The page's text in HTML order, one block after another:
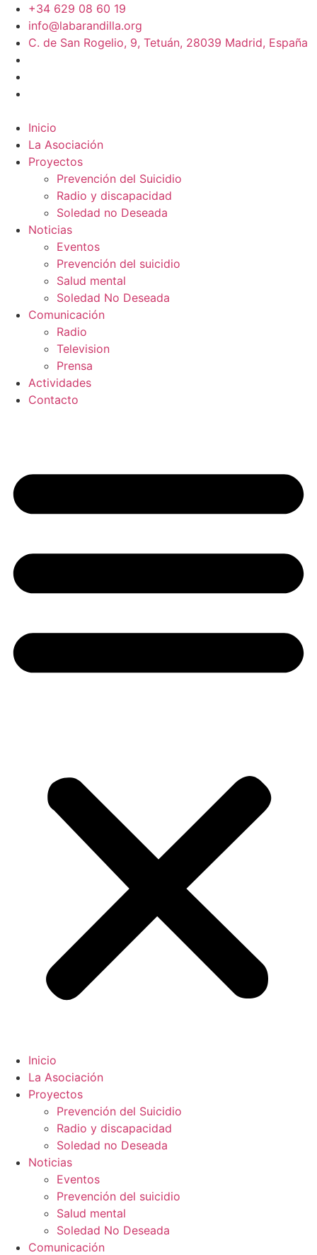
+34 629 08 60 19
info@labarandilla.org
C. de San Rogelio, 9, Tetuán, 28039 Madrid, España
Inicio
La Asociación
Proyectos
Prevención del Suicidio
Radio y discapacidad
Soledad no Deseada
Noticias
Eventos
Prevención del suicidio
Salud mental
Soledad No Deseada
Comunicación
Radio
Television
Prensa
Actividades
Contacto
Inicio
La Asociación
Proyectos
Prevención del Suicidio
Radio y discapacidad
Soledad no Deseada
Noticias
Eventos
Prevención del suicidio
Salud mental
Soledad No Deseada
Comunicación